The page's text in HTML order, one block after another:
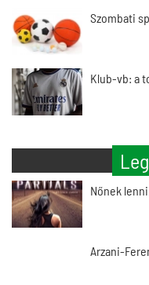
Szombati
Klub-vb: a
Nőnek lenni…
Arzani-